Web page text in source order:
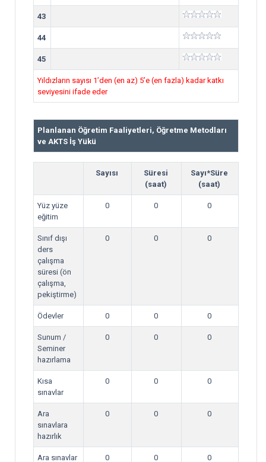
43
44
45
Yıldızların sayısı 1’den (en az) 5’e (en fazla) kadar katkı
seviyesini ifade eder
Planlanan Öğretim Faaliyetleri, Öğretme Metodları
ve AKTS İş Yükü
Sayısı
Süresi
(saat)
Sayı*Süre
(saat)
Yüz yüze
eğitim
0 0 0
Sınıf dışı
ders
çalışma
süresi (ön
çalışma,
pekiştirme)
0 0 0
Ödevler 0 0 0
Sunum /
Seminer
hazırlama
0 0 0
Kısa
sınavlar
0 0 0
Ara
sınavlara
hazırlık
0 0 0
Ara sınavlar 0 0 0